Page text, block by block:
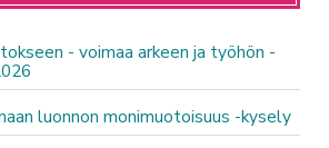
- voimaa arkeen ja työhön -
luonnon monimuotoisuus -kysely